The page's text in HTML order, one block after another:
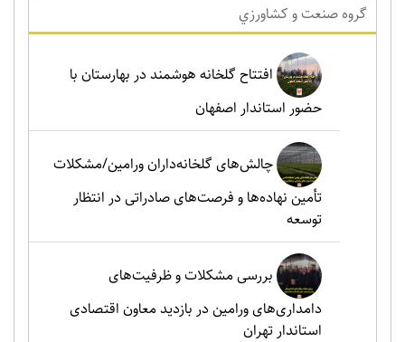
گروه صنعت و کشاورزي
افتتاح گلخانه هوشمند در بهارستان با
حضور استاندار اصفهان
چالش‌های گلخانه‌داران ورامین/مشکلات
تأمین نهاده‌ها و فرصت‌های صادراتی در انتظار
توسعه
بررسی مشکلات و ظرفیت‌های
دامداری‌های ورامین در بازدید معاون اقتصادی
استاندار تهران